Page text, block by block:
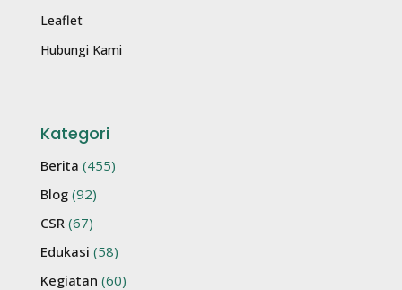
Leaflet
Hubungi Kami
Kategori
Berita (455)
Blog (92)
CSR (67)
Edukasi (58)
Kegiatan (60)